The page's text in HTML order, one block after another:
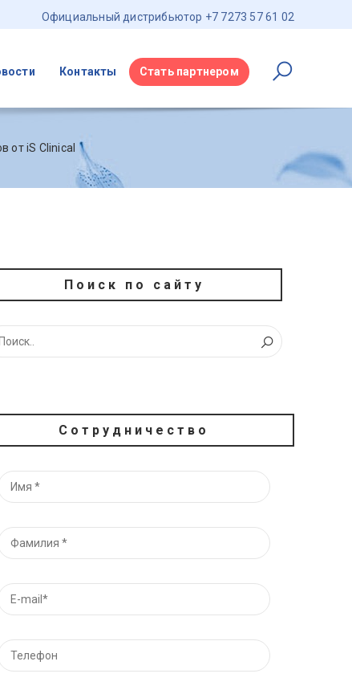
Официальный дистрибьютор +7 7273 57 61 02
Контакты Стать партнером
от iS Clinical
Поиск по сайту
Сотрудничество